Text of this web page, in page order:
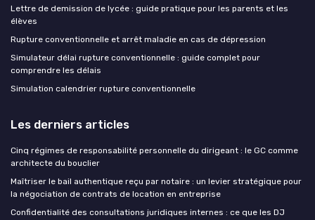
Lettre de demission de lycée : guide pratique pour les parents et les
élèves
Rupture conventionnelle et arrêt maladie en cas de dépression
Simulateur délai rupture conventionnelle : guide complet pour
comprendre les délais
Simulation calendrier rupture conventionnelle
Les derniers articles
Cinq régimes de responsabilité personnelle du dirigeant : le GC comme
architecte du bouclier
Maîtriser le bail authentique reçu par notaire : un levier stratégique pour
la négociation de contrats de location en entreprise
Confidentialité des consultations juridiques internes : ce que les DJ